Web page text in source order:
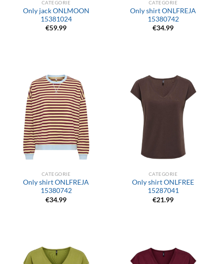
CATEGORIE
Only jack ONLMOON
15381024
€59.99
CATEGORIE
Only shirt ONLFREJA
15380742
€34.99
CATEGORIE
Only shirt ONLFREJA
15380742
€34.99
CATEGORIE
Only shirt ONLFREE
15287041
€21.99